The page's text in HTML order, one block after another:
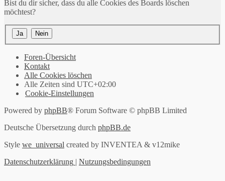
Bist du dir sicher, dass du alle Cookies des Boards löschen
möchtest?
Foren-Übersicht
Kontakt
Alle Cookies löschen
Alle Zeiten sind UTC+02:00
Cookie-Einstellungen
Powered by phpBB® Forum Software © phpBB Limited
Deutsche Übersetzung durch phpBB.de
Style we_universal created by INVENTEA & v12mike
Datenschutzerklärung | Nutzungsbedingungen